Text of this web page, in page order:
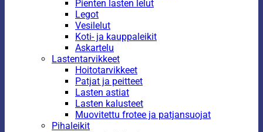
Pienten lasten lelut
Legot
Vesilelut
Koti- ja kauppaleikit
Askartelu
Lastentarvikkeet
Hoitotarvikkeet
Patjat ja peitteet
Lasten astiat
Lasten kalusteet
Muovitettu frotee ja patjansuojat
Pihaleikit